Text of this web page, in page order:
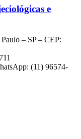
e
– SP – CEP:
(11) 96574-